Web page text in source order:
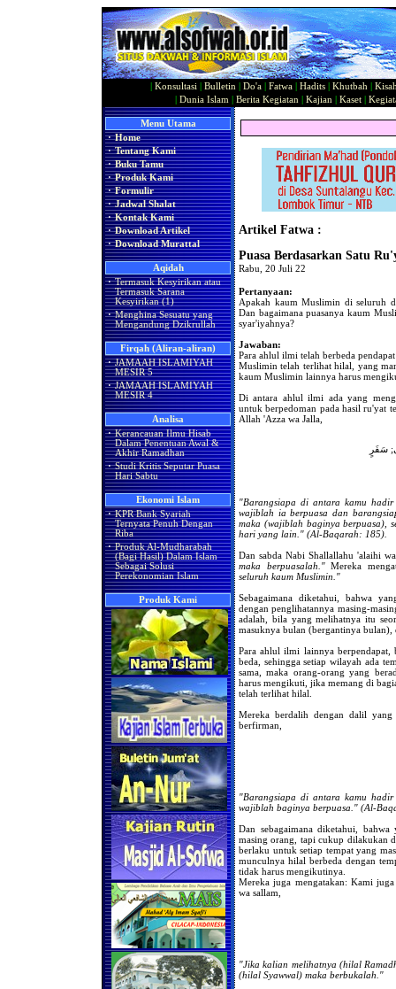
Konsultasi Bulletin Do'a Fatwa Hadits Khutbah
Dunia Islam Berita Kegiatan Kajian Kaset|
Menu Utama
· Home
· Tentang Kami
· Buku Tamu
· Produk Kami
· Formulir
· Jadwal Shalat
· Kontak Kami
· Download Artikel
· Download Murattal
Aqidah
· Termasuk Kesyirikan atau
Termasuk Sarana
Kesyirikan (1)
· Menghina Sesuatu yang
Mengandung Dzikrullah
Firqah (Aliran-aliran)
· JAMAAH ISLAMIYAH
MESIR 5
· JAMAAH ISLAMIYAH
MESIR 4
Analisa
· Kerancauan Ilmu Hisab
Dalam Penentuan Awal &
Akhir Ramadhan
· Studi Kritis Seputar Puasa
Hari Sabtu
Ekonomi Islam
· KPR Bank Syariah
Ternyata Penuh Dengan
Riba
· Produk Al-Mudharabah
(Bagi Hasil) Dalam Islam
Sebagai Solusi
Perekonomian Islam
Produk Kami
Artikel Fatwa :
Puasa Berdasarkan Satu
Rabu, 20 Juli 22
Pertanyaan:
Apakah kaum Muslimin di seluruh
Dan bagaimana puasanya kaum
syar'iyahnya?
Jawaban:
Para ahlul ilmi telah berbeda
Muslimin telah terlihat hilal, yang
kaum Muslimin lainnya harus
Di antara ahlul ilmi ada yang
untuk berpedoman pada hasil ru'yat
Allah 'Azza wa Jalla,
سَفَرٍ
"Barangsiapa di antara kamu
wajiblah ia berpuasa dan
maka (wajiblah baginya berpuasa),
hari yang lain." (Al-Baqarah: 185).
Dan sabda Nabi Shallallahu 'alaihi
maka berpuasalah."Mereka
seluruh kaum Muslimin."
Sebagaimana diketahui, bahwa
dengan penglihatannya masing-
adalah, bila yang melihatnya itu
masuknya bulan (bergantinya
Para ahlul ilmi lainnya berpendapat,
beda, sehingga setiap wilayah ada
sama, maka orang-orang yang
harus mengikuti, jika memang di
telah terlihat hilal.
Mereka berdalih dengan dalil
berfirman,
"Barangsiapa di antara kamu
wajiblah baginya berpuasa." (Al-
Dan sebagaimana diketahui,
masing orang, tapi cukup dilakukan
berlaku untuk setiap tempat yang
munculnya hilal berbeda dengan
tidak harus mengikutinya.
Mereka juga mengatakan: Kami
wa sallam,
"Jika kalian melihatnya (hilal
(hilal Syawwal) maka berbukalah."